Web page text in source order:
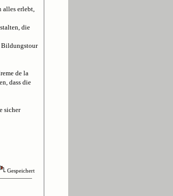
alles erlebt,
die
Bildungstour
de la
dass die
sicher
Gespeichert